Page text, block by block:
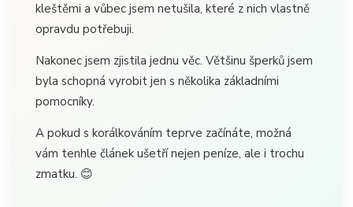
kleštěmi a vůbec jsem netušila, které z nich vlastně
opravdu potřebuji.
Nakonec jsem zjistila jednu věc. Většinu šperků jsem
byla schopná vyrobit jen s několika základními
pomocníky.
A pokud s korálkováním teprve začínáte, možná
vám tenhle článek ušetří nejen peníze, ale i trochu
zmatku. 😊